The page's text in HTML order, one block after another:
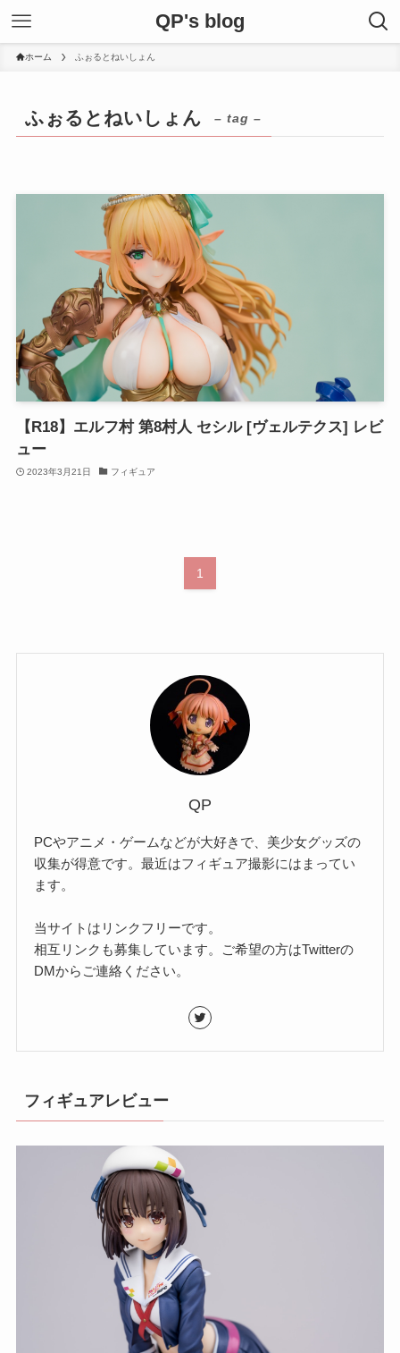
QP's blog
ホーム ふぉるとねいしょん
ふぉるとねいしょん – tag –
【R18】エルフ村 第8村人 セシル [ヴェルテクス] レビ
ュー
2023年3月21日 フィギュア
1
QP
PCやアニメ・ゲームなどが大好きで、美少女グッズの
収集が得意です。最近はフィギュア撮影にはまってい
ます。
当サイトはリンクフリーです。
相互リンクも募集しています。ご希望の方はTwitterの
DMからご連絡ください。
フィギュアレビュー